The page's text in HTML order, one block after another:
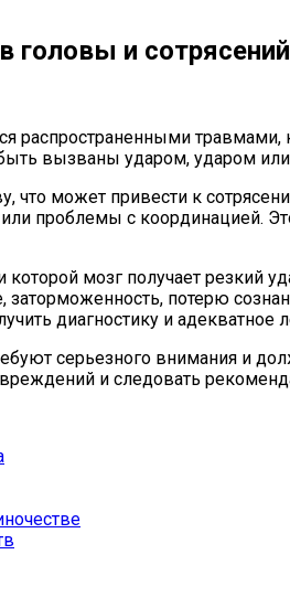
и
распространенными травмами,
вызваны ударом, ударом
что может привести к
или проблемы с
которой мозг получает резкий
потерю
диагностику и адекватное
серьезного внимания и
и следовать